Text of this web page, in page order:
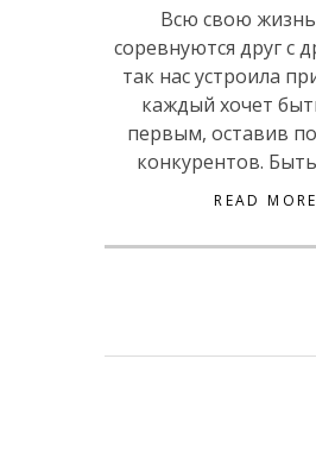
Всю свою
соревнуются друг с
так нас устроила
каждый хочет
первым, оставив
конкурентов.
READ MORE